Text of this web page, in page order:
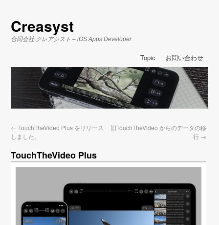
Creasyst
合同会社 クレアシスト – iOS Apps Developer
お問い合わせ
Topic
← TouchTheVideo Plus をリリース
しました。
旧TouchTheVideo からのデータの移
行 →
TouchTheVideo Plus